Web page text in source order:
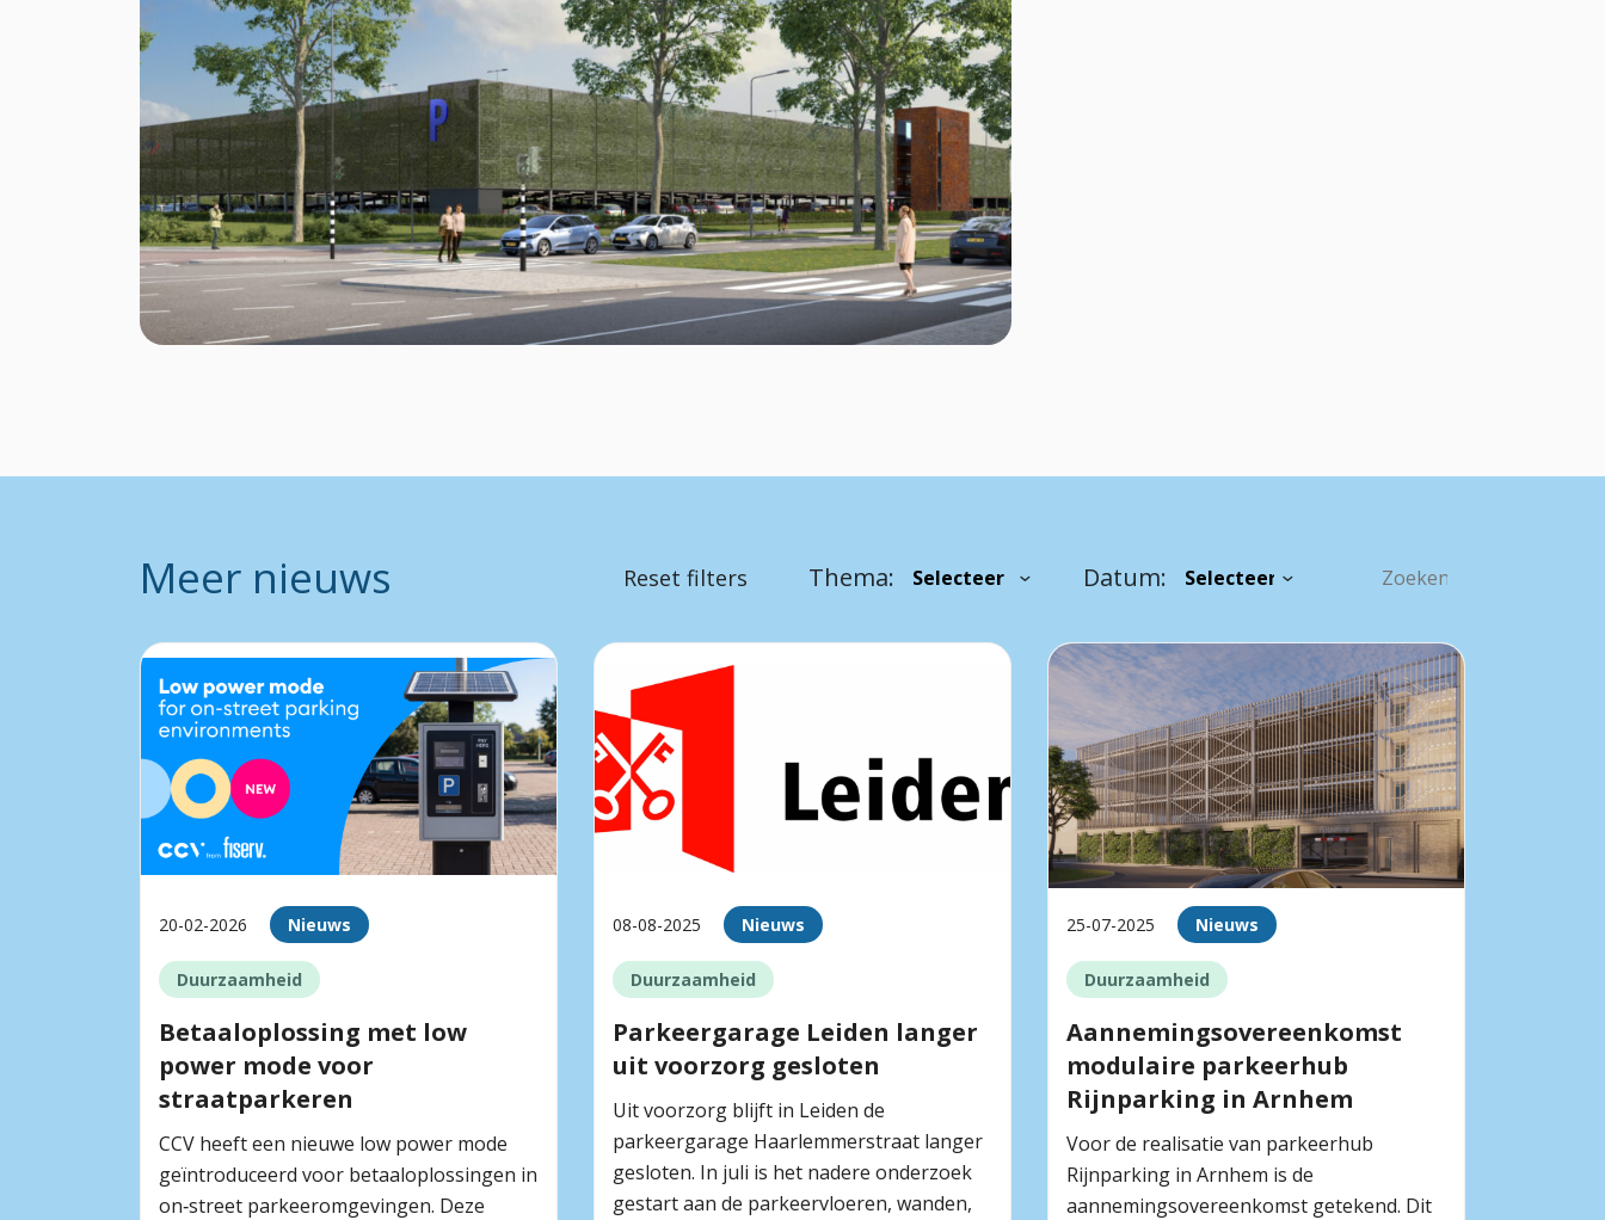
Meer nieuws Reset filters Thema: Datum:
20-02-2026 Nieuws
Duurzaamheid
Betaaloplossing met low
power mode voor
straatparkeren
CCV heeft een nieuwe low power mode
geïntroduceerd voor betaaloplossingen in
on‑street parkeeromgevingen. Deze
08-08-2025 Nieuws
Duurzaamheid
Parkeergarage Leiden langer
uit voorzorg gesloten
Uit voorzorg blijft in Leiden de
parkeergarage Haarlemmerstraat langer
gesloten. In juli is het nadere onderzoek
gestart aan de parkeervloeren, wanden,
25-07-2025 Nieuws
Duurzaamheid
Aannemingsovereenkomst
modulaire parkeerhub
Rijnparking in Arnhem
Voor de realisatie van parkeerhub
Rijnparking in Arnhem is de
aannemingsovereenkomst getekend. Dit